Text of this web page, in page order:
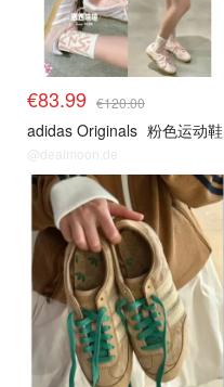
€83.99 €120.00
adidas Originals 粉色运动鞋
@dealmoon.de